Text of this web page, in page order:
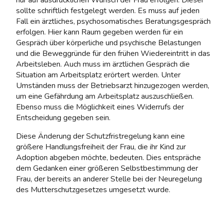
sollte schriftlich festgelegt werden. Es muss auf jeden
Fall ein ärztliches, psycho­somatisches Beratungsgespräch
erfolgen. Hier kann Raum gegeben werden für ein
Gespräch über körperliche und psychische Belastungen
und die Beweggründe für den frühen Wiedereintritt in das
Arbeitsleben. Auch muss im ärztlichen Gespräch die
Situation am Arbeitsplatz erörtert werden. Unter
Umständen muss der Betriebsarzt hinzugezogen werden,
um eine Gefährdung am Arbeitsplatz aus­zuschließen.
Ebenso muss die Möglichkeit eines Widerrufs der
Entscheidung gegeben sein.
Diese Änderung der Schutzfristregelung kann eine
größere Handlungsfreiheit der Frau, die ihr Kind zur
Adoption abgeben möchte, bedeuten. Dies entspräche
dem Gedanken einer größeren Selbst­bestimmung der
Frau, der bereits an anderer Stelle bei der Neuregelung
des Mutterschutzgesetzes umgesetzt wurde.